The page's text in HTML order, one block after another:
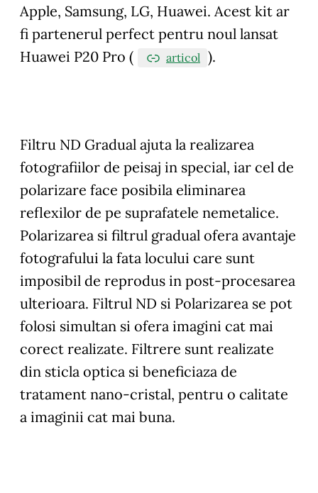
Apple, Samsung, LG, Huawei. Acest kit ar
fi partenerul perfect pentru noul lansat
Huawei P20 Pro (
articol ).
Filtru ND Gradual ajuta la realizarea
fotografiilor de peisaj in special, iar cel de
polarizare face posibila eliminarea
reflexilor de pe suprafatele nemetalice.
Polarizarea si filtrul gradual ofera avantaje
fotografului la fata locului care sunt
imposibil de reprodus in post-procesarea
ulterioara. Filtrul ND si Polarizarea se pot
folosi simultan si ofera imagini cat mai
corect realizate. Filtrere sunt realizate
din sticla optica si beneficiaza de
tratament nano-cristal, pentru o calitate
a imaginii cat mai buna.